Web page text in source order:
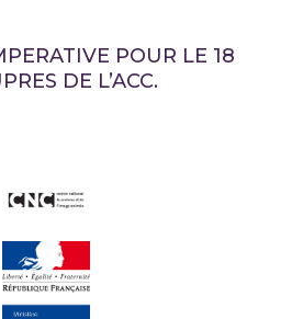
POUR LE 18
DE L’ACC.